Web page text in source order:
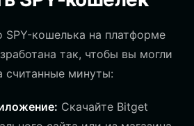
SPY-кошелька на платформе
так, чтобы вы могли
считанные минуты:
Скачайте Bitget